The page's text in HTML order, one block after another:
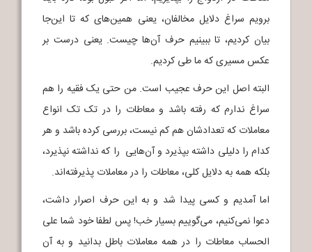
برویم سراغ دلایل مخالفان، یعنی همین‌های که تا این‌جا
بیان کردیم، تا ببینیم حرف آن‌ها چیست. یعنی درست بر
عکس مسیری که ما طی کردیم.
البته اصل این حرف عجیب است. من حتی یک فقیه را هم
سراغ ندارم که رفته باشد و معاطات را در تک تک انواع
معاملات که تعدادشان هم کم نیست، بررسی کرده باشد و هر
کدام را دلیلی داشته بپذیرد و آن‌هایی را که نداشته نپذیرد،
بلکه همه به دلایل کلی، معاطات را در معاملات پذیرفته‌اند.
اما آمدیم و کسی پیدا شد و به این حرف اصرار داشت،
دعوا نمی‌کنیم، می‌گوییم بسیار خب! پس لطفا خود شما علی
الحساب معاطات را در همه معاملات باطل بدانید و به آن